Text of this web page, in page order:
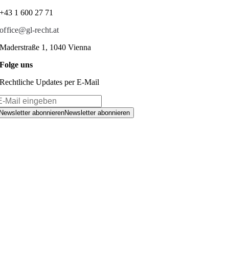
+43 1 600 27 71
office@gl-recht.at
Maderstraße 1, 1040 Vienna
Folge uns
Rechtliche Updates per E-Mail
abonnierenNewsletter abonnieren